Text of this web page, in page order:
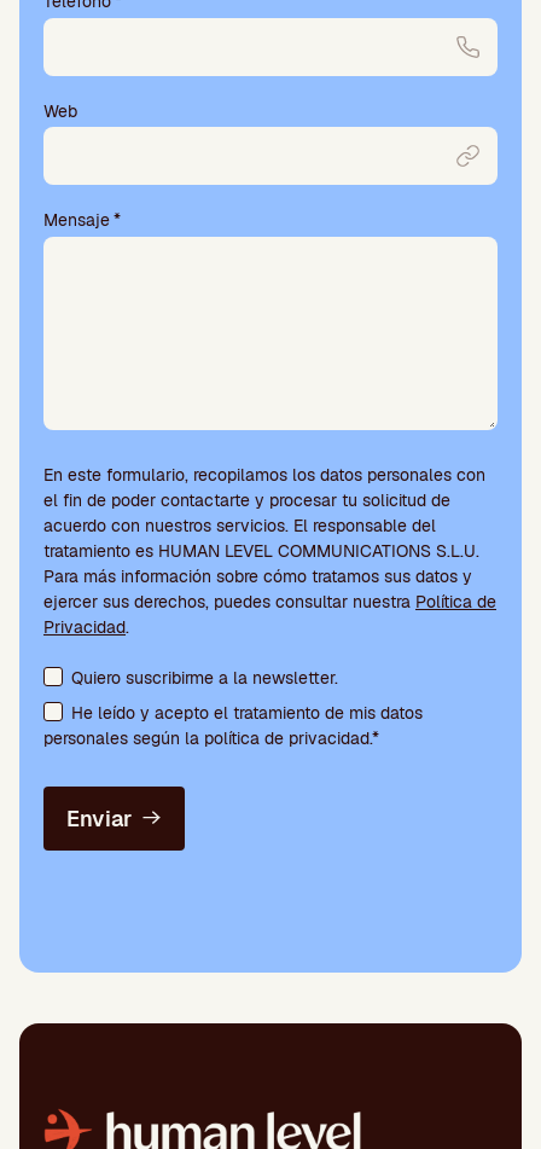
Web
Mensaje*
En este formulario, recopilamos los datos personales con
el fin de poder contactarte y procesar tu solicitud de
acuerdo con nuestros servicios. El responsable del
tratamiento es HUMAN LEVEL COMMUNICATIONS S.L.U.
Para más información sobre cómo tratamos sus datos y
ejercer sus derechos, puedes consultar nuestra Política de
Privacidad.
Aceptación de condiciones y suscripción a la newsletter
Quiero suscribirme a la newsletter.
He leído y acepto el tratamiento de mis datos
personales según la política de privacidad.*
Enviar